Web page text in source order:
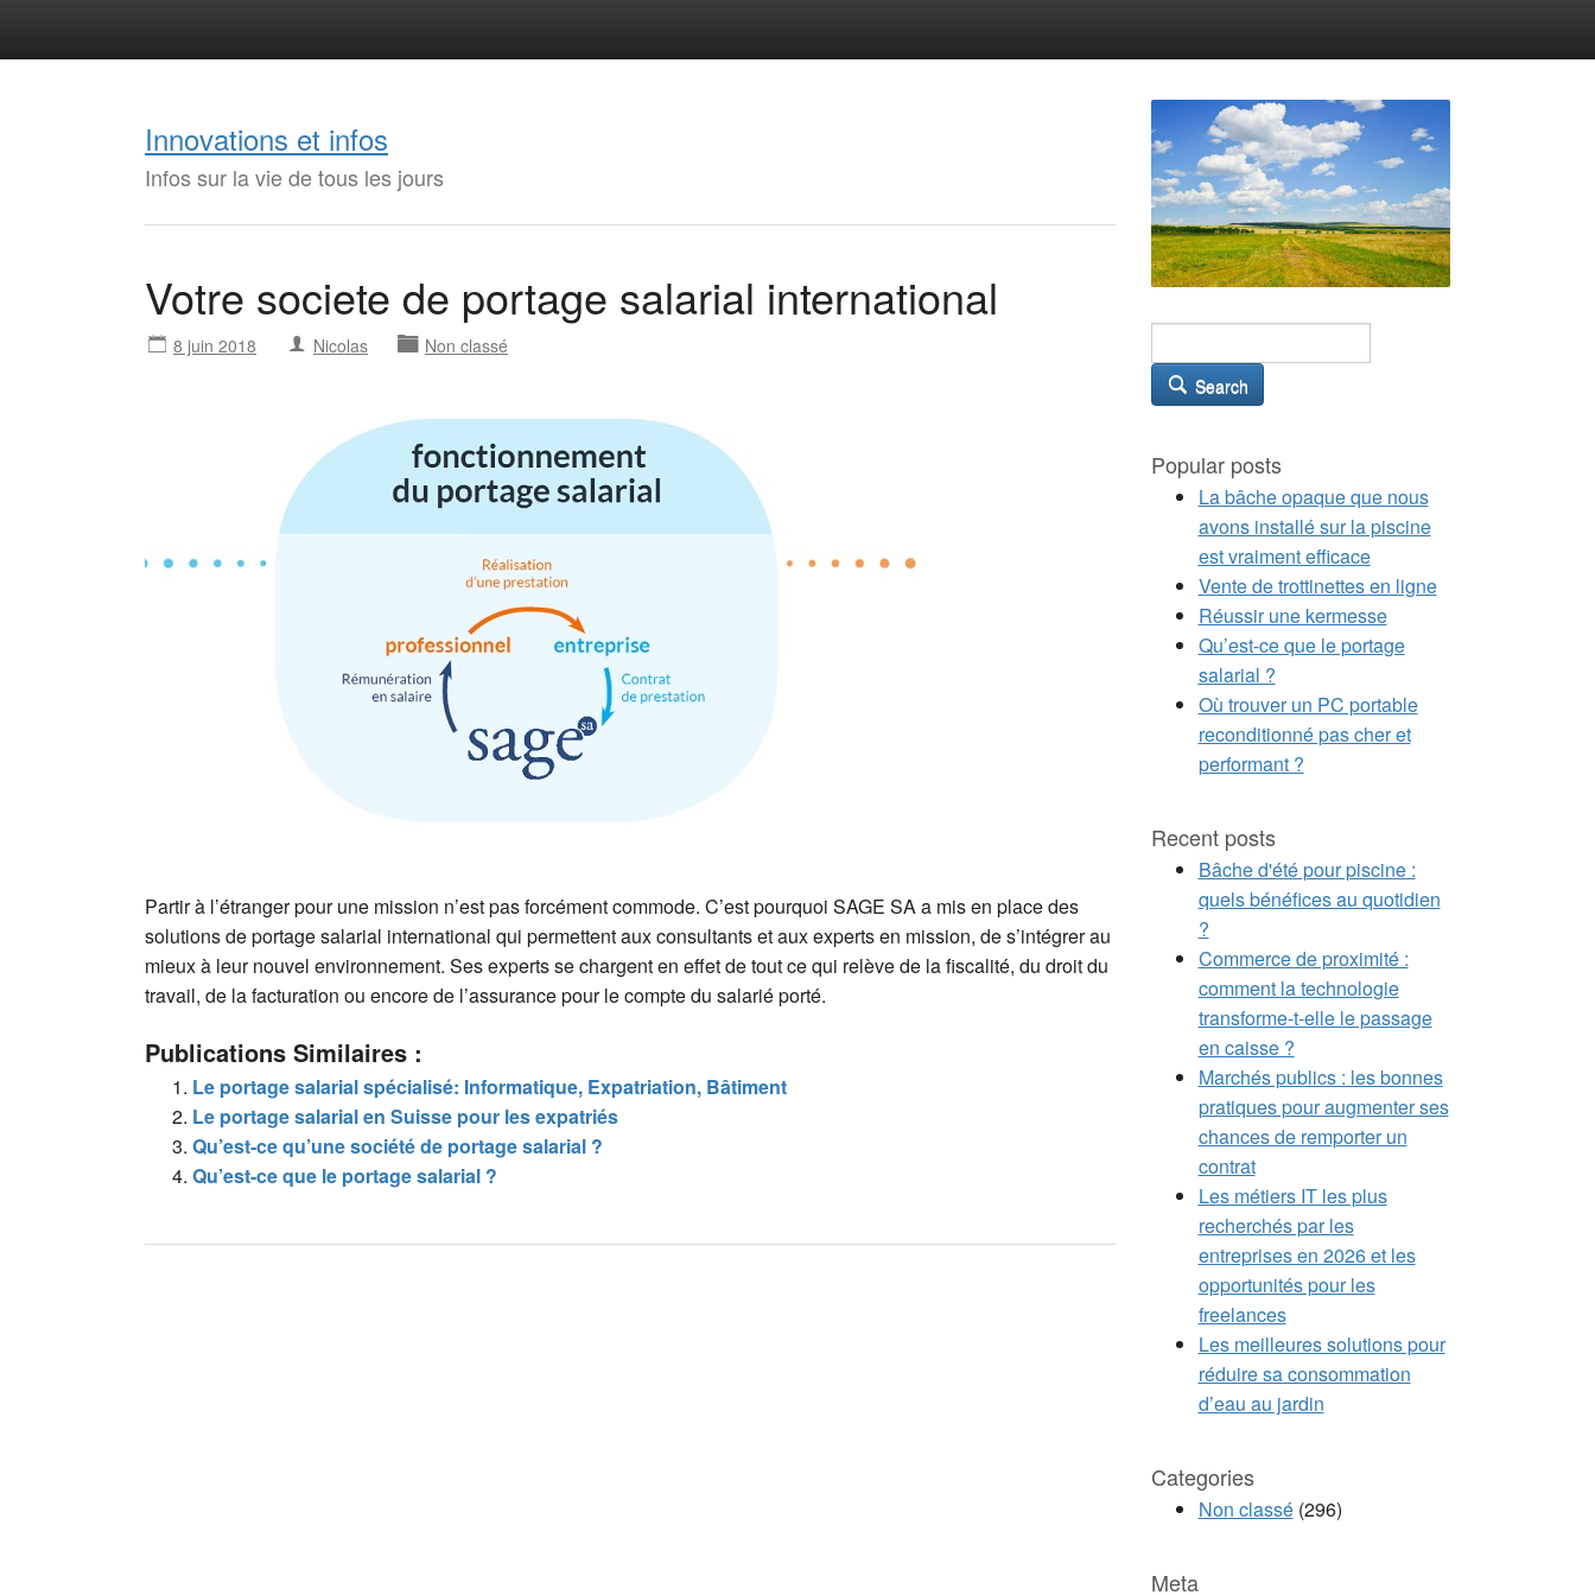
Innovations et infos
Infos sur la vie de tous les jours
Votre societe de portage salarial international
8 juin 2018 Nicolas Non classé
Partir à l’étranger pour une mission n’est pas forcément commode. C’est pourquoi SAGE SA a mis en place des
solutions de portage salarial international qui permettent aux consultants et aux experts en mission, de s’intégrer au
mieux à leur nouvel environnement. Ses experts se chargent en effet de tout ce qui relève de la fiscalité, du droit du
travail, de la facturation ou encore de l’assurance pour le compte du salarié porté.
Publications Similaires :
Le portage salarial spécialisé: Informatique, Expatriation, Bâtiment
Le portage salarial en Suisse pour les expatriés
Qu’est-ce qu’une société de portage salarial ?
Qu’est-ce que le portage salarial ?
Search
Popular posts
La bâche opaque que nous
avons installé sur la piscine
est vraiment efficace
Vente de trottinettes en ligne
Réussir une kermesse
Qu’est-ce que le portage
salarial ?
Où trouver un PC portable
reconditionné pas cher et
performant ?
Recent posts
Bâche d'été pour piscine :
quels bénéfices au quotidien
?
Commerce de proximité :
comment la technologie
transforme-t-elle le passage
en caisse ?
Marchés publics : les bonnes
pratiques pour augmenter ses
chances de remporter un
contrat
Les métiers IT les plus
recherchés par les
entreprises en 2026 et les
opportunités pour les
freelances
Les meilleures solutions pour
réduire sa consommation
d’eau au jardin
Categories
Non classé(296)
Meta